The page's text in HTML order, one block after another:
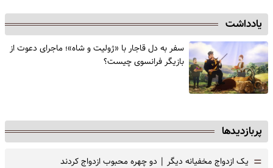
یادداشت
سفر به دل قاجار با «ژولیت و شاه»؛ ماجرای دعوت از
‌بازیگر فرانسوی چیست؟
پربازدیدها
= یک ازدواج مخفیانه دیگر | دو چهره محبوب ازدواج کردند